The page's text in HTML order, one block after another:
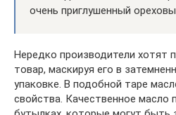
очень приглушенный
Нередко производители хотят
товар, маскируя его в
упаковке. В подобной таре
свойства. Качественное масло